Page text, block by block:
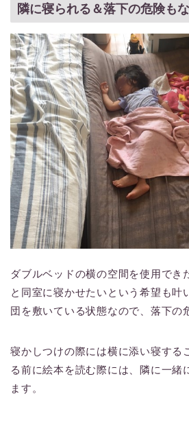
隣に寝られる＆落下の危険も
ダブルベッドの横の空間を使用でき
と同室に寝かせたいという希望も叶
団を敷いている状態なので、落下の
寝かしつけの際には横に添い寝する
る前に絵本を読む際には、隣に一緒
ます。